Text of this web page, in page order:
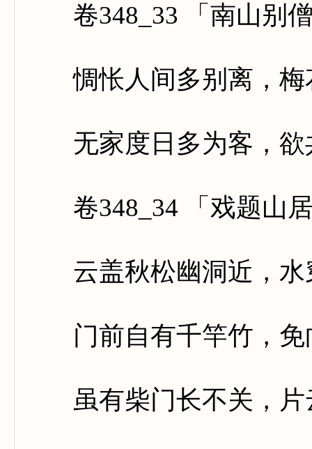
卷348_33 「南山别
惆怅人间多别离，梅
无家度日多为客，欲
卷348_34 「戏题山居
云盖秋松幽洞近，水
门前自有千竿竹，免
虽有柴门长不关，片